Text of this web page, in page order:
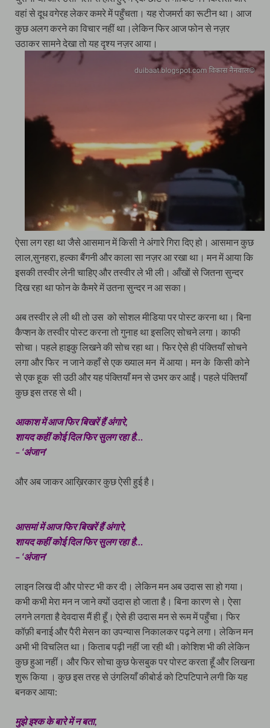
वहां से दूध वगेरह लेकर कमरे में पहुँचता। यह रोजमर्रा का रूटीन था। आज
कुछ अलग करने का विचार नहीं था।लेकिन फिर आज फोन से नज़र
उठाकर सामने देखा तो यह दृश्य नज़र आया।
ऐसा लग रहा था जैसे आसमान में किसी ने अंगारे गिरा दिए हो। आसमान कुछ
लाल,सुनहरा, हल्का बैंगनी और काला सा नज़र आ रखा था। मन में आया कि
इसकी तस्वीर लेनी चाहिए और तस्वीर ले भी ली। आँखों से जितना सुन्दर
दिख रहा था फोन के कैमरे में उतना सुन्दर न आ सका।
अब तस्वीर ले ली थी तो उस को सोशल मीडिया पर पोस्ट करना था। बिना
कैप्शन के तस्वीर पोस्ट करना तो गुनाह था इसलिए सोचने लगा। काफी
सोचा। पहले हाइकु लिखने की सोच रहा था। फिर ऐसे ही पंक्तियाँ सोचने
लगा और फिर न जाने कहाँ से एक ख्याल मन में आया। मन के किसी कोने
से एक हूक सी उठी और यह पंक्तियाँ मन से उभर कर आईं। पहले पंक्तियाँ
कुछ इस तरह से थी।
आकाश में आज फिर बिखरें हैं अंगारे,
शायद कहीं कोई दिल फिर सुलग रहा है…
– ‘अंजान’
और अब जाकर आख़िरकार कुछ ऐसी हुई है।
आसमां में आज फिर बिखरें हैं अंगारे,
शायद कहीं कोई दिल फिर सुलग रहा है…
– ‘अंजान’
लाइन लिख दी और पोस्ट भी कर दी। लेकिन मन अब उदास सा हो गया।
कभी कभी मेरा मन न जाने क्यों उदास हो जाता है। बिना कारण से। ऐसा
लगने लगता है देवदास मैं ही हूँ। ऐसे ही उदास मन से रूम में पहुँचा। फिर
कॉफ़ी बनाई और पैरी मेसन का उपन्यास निकालकर पढ़ने लगा। लेकिन मन
अभी भी विचलित था। किताब पढ़ी नहीं जा रही थी।कोशिश भी की लेकिन
कुछ हुआ नहीं। और फिर सोचा कुछ फेसबुक पर पोस्ट करता हूँ और लिखना
शुरू किया । कुछ इस तरह से उंगलियाँ कीबोर्ड को टिपटिपाने लगी कि यह
बनकर आया:
मुझे इश्क के बारे में न बता,